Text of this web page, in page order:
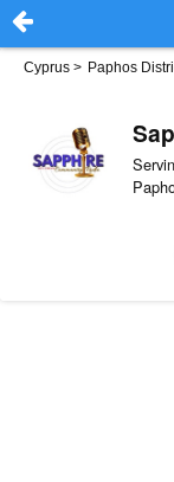
Cyprus > Paphos